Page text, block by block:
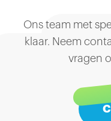
Ons team met
klaar. Neem
vragen